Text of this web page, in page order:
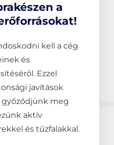
a
kell a cég
és
Ezzel
javítások
győződjünk meg
aktív
és tűzfalakkal.